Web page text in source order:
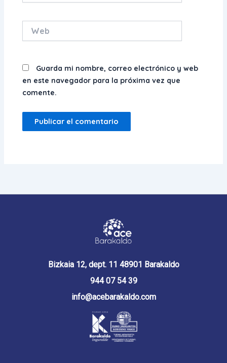
Guarda mi nombre, correo electrónico y web
en este navegador para la próxima vez que
comente.
Bizkaia 12, dept. 11 48901 Barakaldo
944 07 54 39
info@acebarakaldo.com